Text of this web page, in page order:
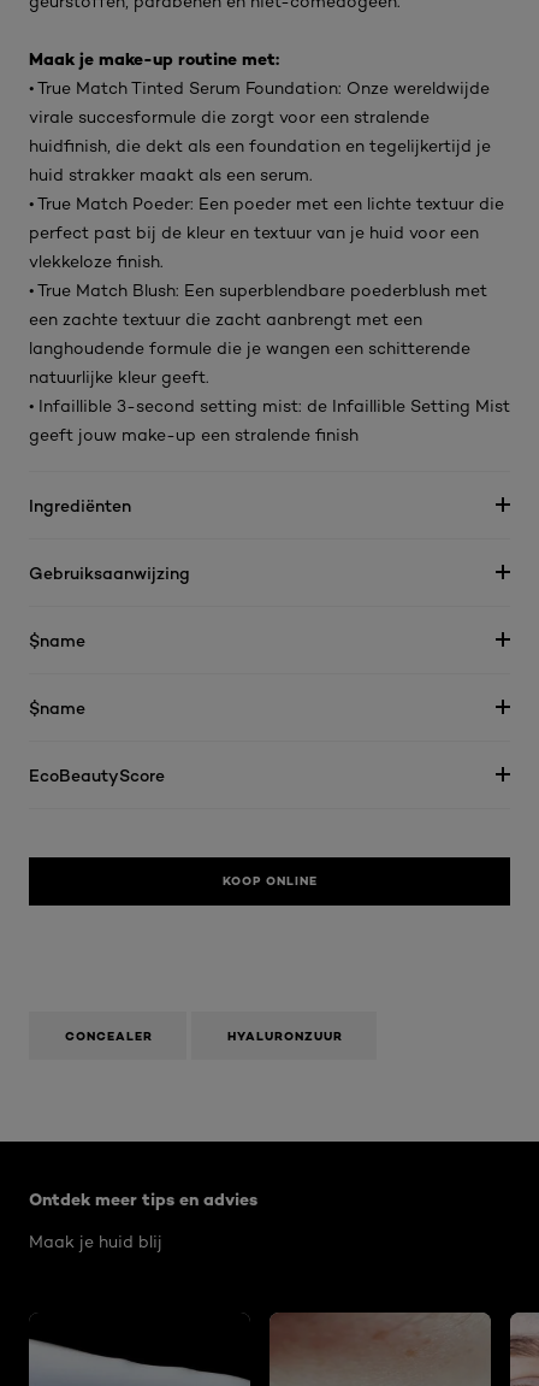
Maak je make-up routine met:
• True Match Tinted Serum Foundation: Onze wereldwijde
virale succesformule die zorgt voor een stralende
huidfinish, die dekt als een foundation en tegelijkertijd je
huid strakker maakt als een serum.
• True Match Poeder: Een poeder met een lichte textuur die
perfect past bij de kleur en textuur van je huid voor een
vlekkeloze finish.
• True Match Blush: Een superblendbare poederblush met
een zachte textuur die zacht aanbrengt met een
langhoudende formule die je wangen een schitterende
natuurlijke kleur geeft.
• Infaillible 3-second setting mist: de Infaillible Setting Mist
geeft jouw make-up een stralende finish
Ingrediënten
Gebruiksaanwijzing
$name
$name
EcoBeautyScore
KOOP ONLINE
CONCEALER HYALURONZUUR
Ontdek meer tips en advies
Maak je huid blij